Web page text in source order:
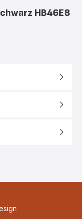
HB46E8